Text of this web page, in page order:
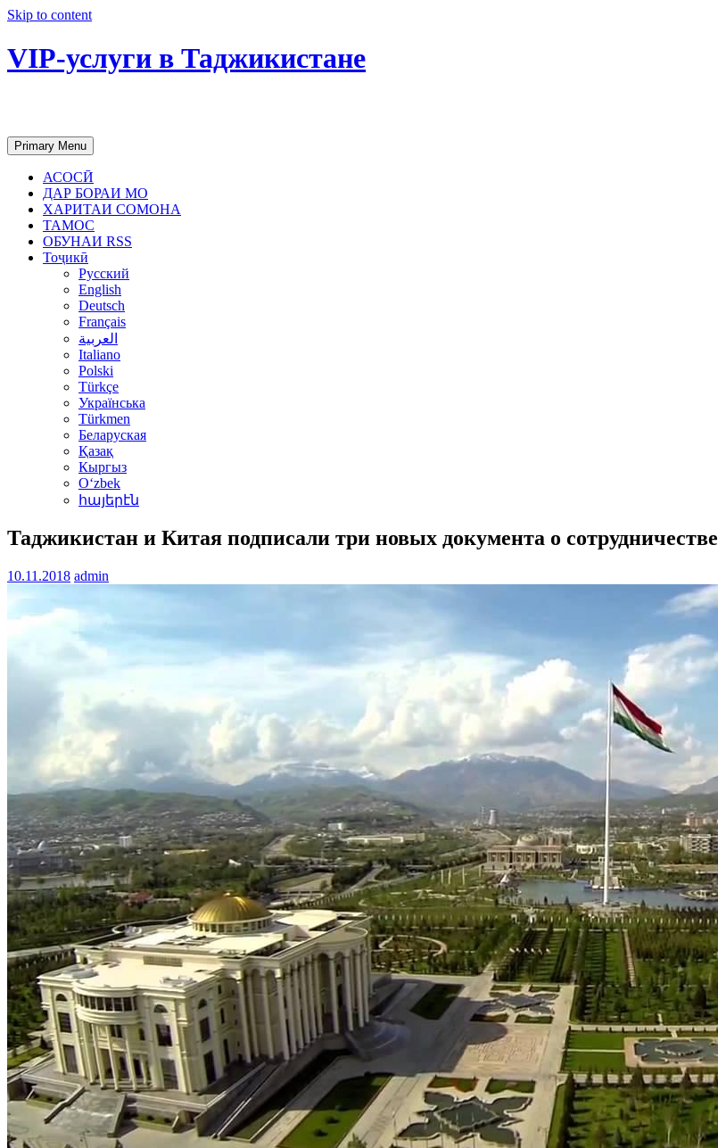
Skip to content
VIP-услуги в Таджикистане
Primary Menu
АСОСӢ
ДАР БОРАИ МО
ХАРИТАИ СОМОНА
ТАМОС
ОБУНАИ RSS
Тоҷикӣ
Русский
English
Deutsch
Français
العربية
Italiano
Polski
Türkçe
Українська
Türkmen
Беларуская
Қазақ
Кыргыз
Oʻzbek
հայերէն
Таджикистан и Китая подписали три новых документа о сотрудничестве
10.11.2018 admin